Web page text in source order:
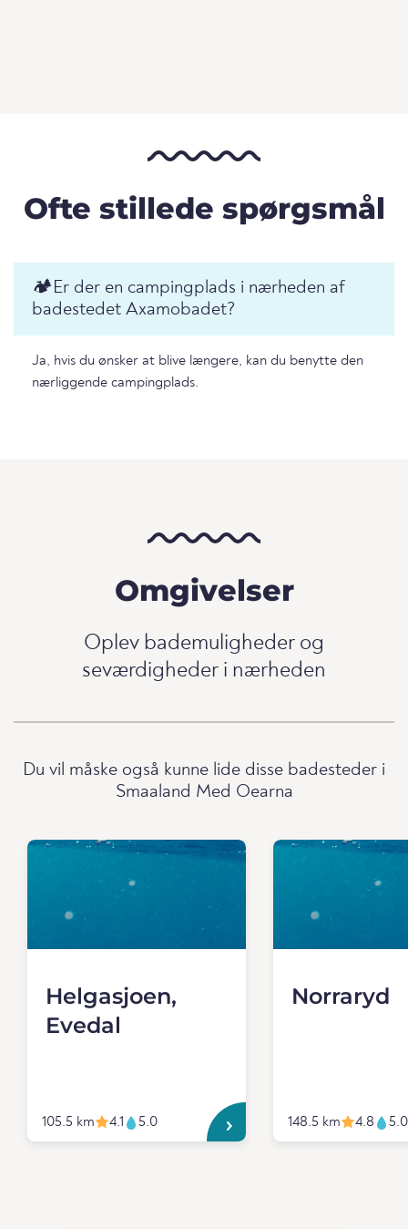
Ofte stillede spørgsmål
🏕️️Er der en campingplads i nærheden af
badestedet Axamobadet?
Ja, hvis du ønsker at blive længere, kan du benytte den
nærliggende campingplads.
Omgivelser
Oplev bademuligheder og
seværdigheder i nærheden
Du vil måske også kunne lide disse badesteder i
Smaaland Med Oearna
Helgasjoen,
Evedal
105.5 km 4.1 5.0
Norraryd
148.5 km 4.8 5.0